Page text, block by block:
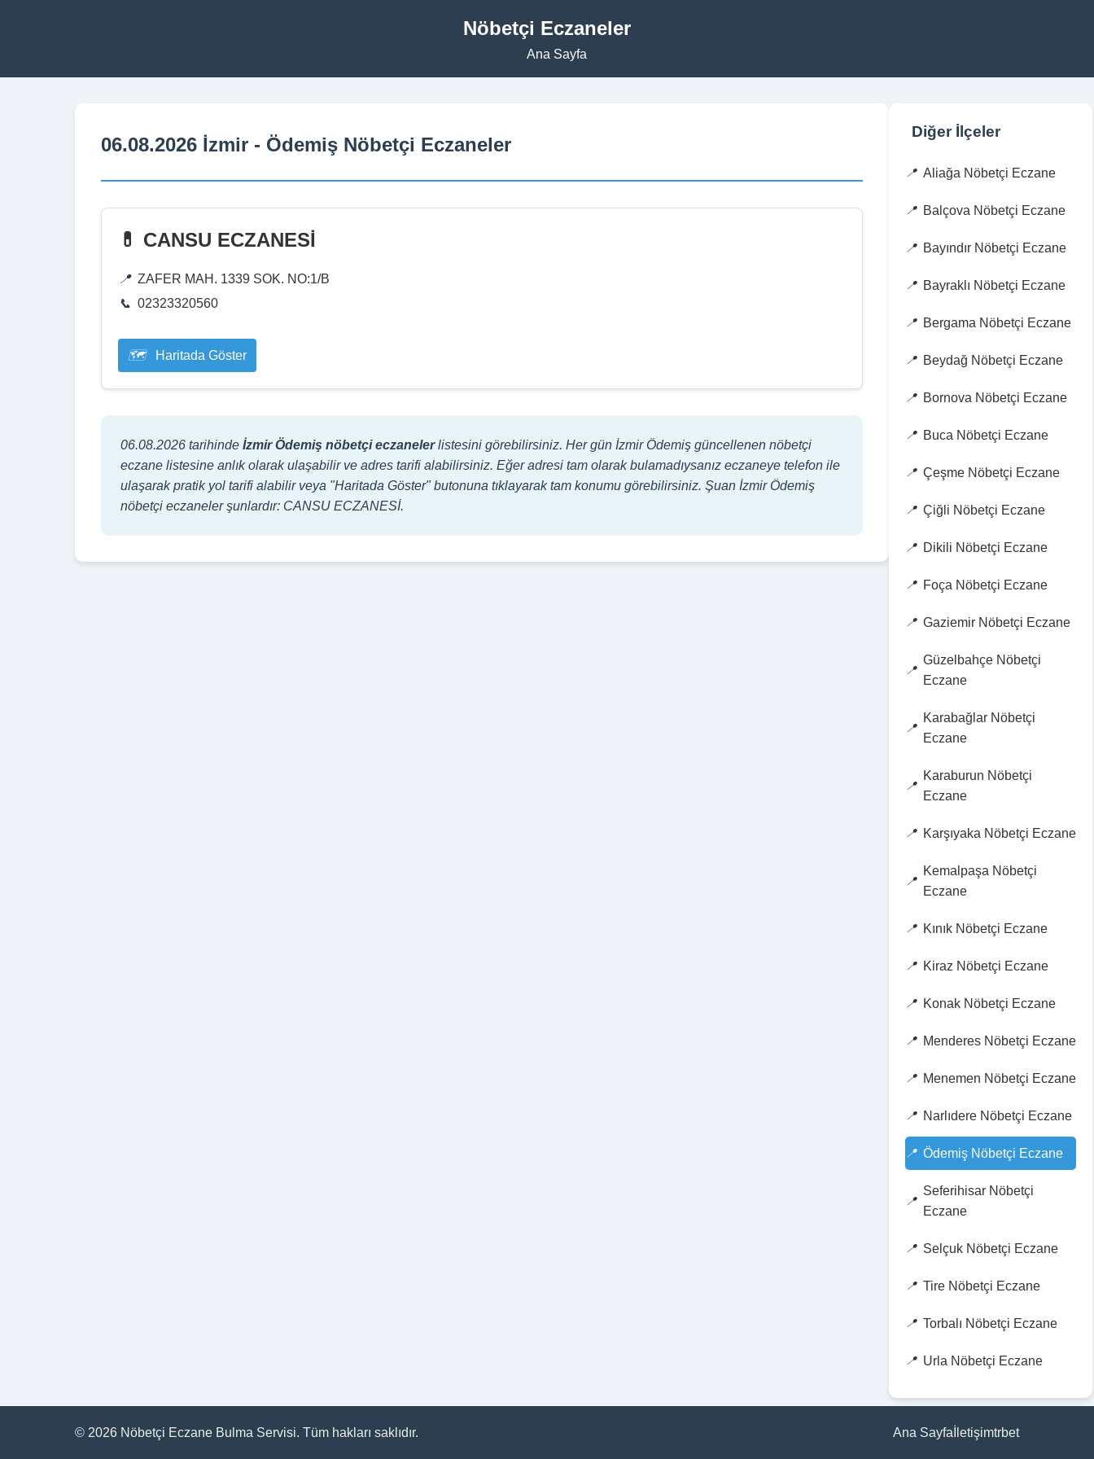
Nöbetçi Eczaneler
Ana Sayfa
06.08.2026 İzmir - Ödemiş Nöbetçi Eczaneler
💊 CANSU ECZANESİ
ZAFER MAH. 1339 SOK. NO:1/B
02323320560
Haritada Göster
06.08.2026 tarihinde İzmir Ödemiş nöbetçi eczanelerlistesini görebilirsiniz. Her gün İzmir Ödemiş güncellenen nöbetçi
eczane listesine anlık olarak ulaşabilir ve adres tarifi alabilirsiniz. Eğer adresi tam olarak bulamadıysanız eczaneye telefon ile
ulaşarak pratik yol tarifi alabilir veya "Haritada Göster" butonuna tıklayarak tam konumu görebilirsiniz. Şuan İzmir Ödemiş
nöbetçi eczaneler şunlardır: CANSU ECZANESİ.
Diğer İlçeler
Aliağa Nöbetçi Eczane
Balçova Nöbetçi Eczane
Bayındır Nöbetçi Eczane
Bayraklı Nöbetçi Eczane
Bergama Nöbetçi Eczane
Beydağ Nöbetçi Eczane
Bornova Nöbetçi Eczane
Buca Nöbetçi Eczane
Çeşme Nöbetçi Eczane
Çiğli Nöbetçi Eczane
Dikili Nöbetçi Eczane
Foça Nöbetçi Eczane
Gaziemir Nöbetçi Eczane
Güzelbahçe Nöbetçi
Eczane
Karabağlar Nöbetçi
Eczane
Karaburun Nöbetçi
Eczane
Karşıyaka Nöbetçi Eczane
Kemalpaşa Nöbetçi
Eczane
Kınık Nöbetçi Eczane
Kiraz Nöbetçi Eczane
Konak Nöbetçi Eczane
Menderes Nöbetçi Eczane
Menemen Nöbetçi Eczane
Narlıdere Nöbetçi Eczane
Ödemiş Nöbetçi Eczane
Seferihisar Nöbetçi
Eczane
Selçuk Nöbetçi Eczane
Tire Nöbetçi Eczane
Torbalı Nöbetçi Eczane
Urla Nöbetçi Eczane
© 2026 Nöbetçi Eczane Bulma Servisi. Tüm hakları saklıdır. Ana Sayfa İletişimtrbet